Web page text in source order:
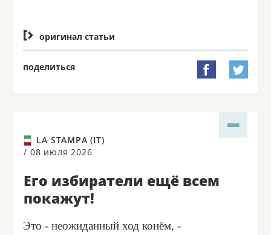
 оригинал статьи
поделиться  
LA STAMPA (IT)
/ 08 июля 2026
Его избиратели ещё всем
покажут!
Это - неожиданный ход конём, -